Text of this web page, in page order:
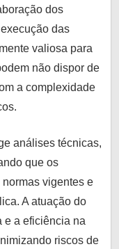
dos
das
valiosa para
não dispor de
a complexidade
análises técnicas,
que os
vigentes e
A atuação do
e a eficiência na
riscos de